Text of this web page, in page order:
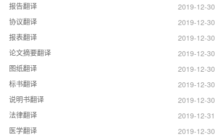
报告翻译
2019-12-30
协议翻译
2019-12-30
报表翻译
2019-12-30
论文摘要翻译
2019-12-30
图纸翻译
2019-12-30
标书翻译
2019-12-30
说明书翻译
2019-12-30
法律翻译
2019-12-31
医学翻译
2019-12-30